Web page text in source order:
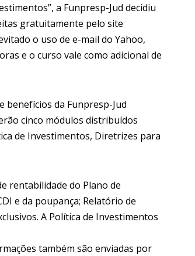
a Funpresp-Jud decidiu
gratuitamente pelo site
o uso de e-mail do Yahoo,
e o curso vale como adicional de
da Funpresp-Jud
cinco módulos distribuídos
de Investimentos, Diretrizes para
rentabilidade do Plano de
e da poupança; Relatório de
A Política de Investimentos
também são enviadas por